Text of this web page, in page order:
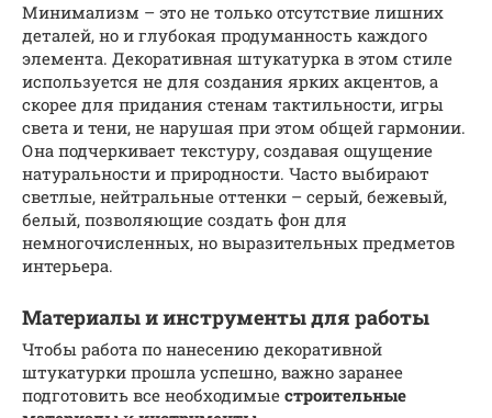
Минимализм – это не только отсутствие лишних
деталей, но и глубокая продуманность каждого
элемента. Декоративная штукатурка в этом стиле
используется не для создания ярких акцентов, а
скорее для придания стенам тактильности, игры
света и тени, не нарушая при этом общей гармонии.
Она подчеркивает текстуру, создавая ощущение
натуральности и природности. Часто выбирают
светлые, нейтральные оттенки – серый, бежевый,
белый, позволяющие создать фон для
немногочисленных, но выразительных предметов
интерьера.
Материалы и инструменты для работы
Чтобы работа по нанесению декоративной
штукатурки прошла успешно, важно заранее
подготовить все необходимые строительные